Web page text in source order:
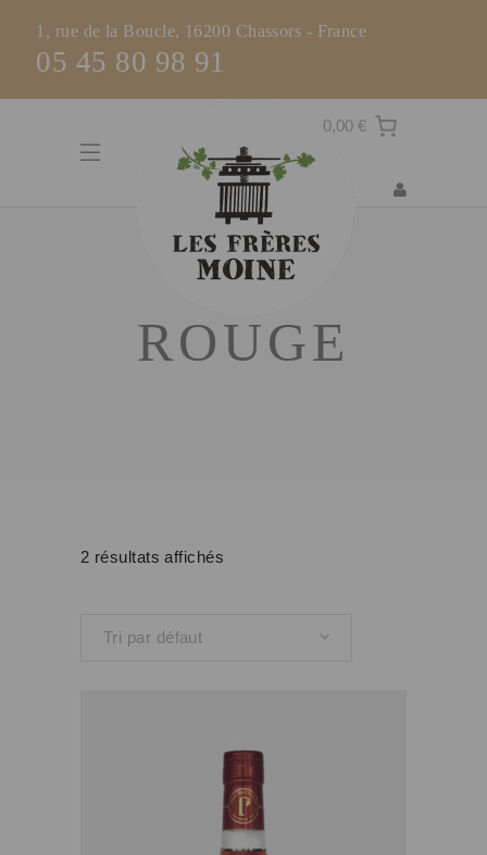
1, rue de la Boucle, 16200 Chassors - France
05 45 80 98 91
0,00 €
ROUGE
2 résultats affichés
Tri par défaut